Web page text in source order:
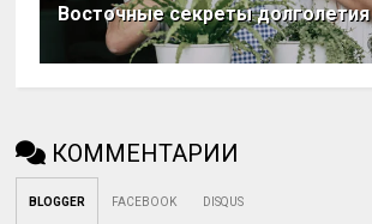
Восточные секреты долголетия
КОММЕНТАРИИ
BLOGGER FACEBOOK DISQUS